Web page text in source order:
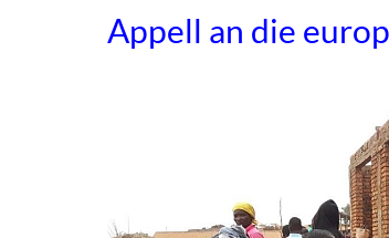
Appell an die